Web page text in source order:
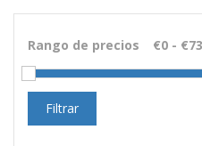
Rango de precios
Filtrar